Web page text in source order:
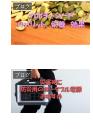
ブログ
ブログ